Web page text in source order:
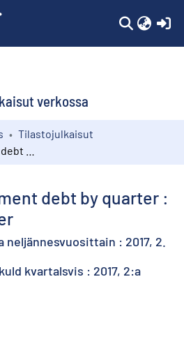
verkossa
Tilastojulkaisut
debt by quarter :
: 2017, 2.
kvartalsvis : 2017, 2:a